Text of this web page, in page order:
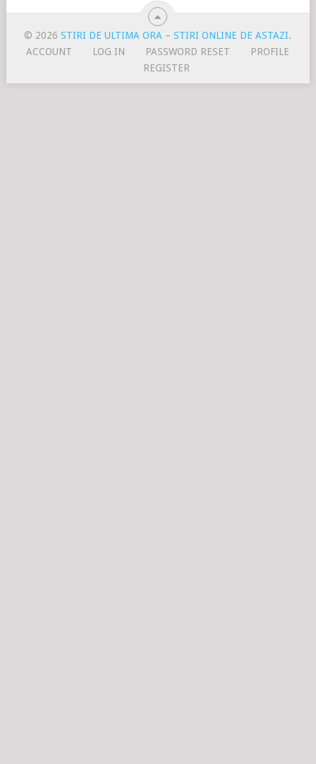
© 2026STIRI DE ULTIMA ORA – STIRI ONLINE DE ASTAZI.
ACCOUNT
LOG IN PASSWORD RESET
PROFILE
REGISTER